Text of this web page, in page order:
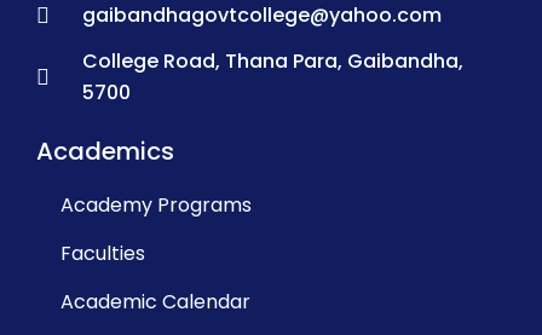
gaibandhagovtcollege@yahoo.com
College Road, Thana Para, Gaibandha,
5700
Academics
Academy Programs
Faculties
Academic Calendar